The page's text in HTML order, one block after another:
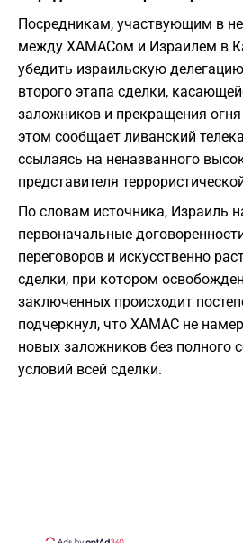
Посредникам, участвующим в
между ХАМАСом и Израилем в
убедить израильскую
второго этапа сделки,
заложников и прекращения
этом сообщает ливанский
ссылаясь на неназванного
представителя
По словам источника, Израиль
первоначальные
переговоров и искусственно
сделки, при котором
заключенных происходит
подчеркнул, что ХАМАС не
новых заложников без полного
условий всей сделки.